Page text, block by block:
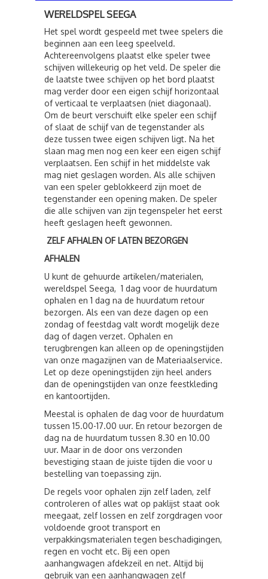
WERELDSPEL SEEGA
Het spel wordt gespeeld met twee spelers die
beginnen aan een leeg speelveld.
Achtereenvolgens plaatst elke speler twee
schijven willekeurig op het veld. De speler die
de laatste twee schijven op het bord plaatst
mag verder door een eigen schijf horizontaal
of verticaal te verplaatsen (niet diagonaal).
Om de beurt verschuift elke speler een schijf
of slaat de schijf van de tegenstander als
deze tussen twee eigen schijven ligt. Na het
slaan mag men nog een keer een eigen schijf
verplaatsen. Een schijf in het middelste vak
mag niet geslagen worden. Als alle schijven
van een speler geblokkeerd zijn moet de
tegenstander een opening maken. De speler
die alle schijven van zijn tegenspeler het eerst
heeft geslagen heeft gewonnen.
ZELF AFHALEN OF LATEN BEZORGEN
AFHALEN
U kunt de gehuurde artikelen/materialen,
wereldspel Seega, 1 dag voor de huurdatum
ophalen en 1 dag na de huurdatum retour
bezorgen. Als een van deze dagen op een
zondag of feestdag valt wordt mogelijk deze
dag of dagen verzet. Ophalen en
terugbrengen kan alleen op de openingstijden
van onze magazijnen van de Materiaalservice.
Let op deze openingstijden zijn heel anders
dan de openingstijden van onze feestkleding
en kantoortijden.
Meestal is ophalen de dag voor de huurdatum
tussen 15.00-17.00 uur. En retour bezorgen de
dag na de huurdatum tussen 8.30 en 10.00
uur. Maar in de door ons verzonden
bevestiging staan de juiste tijden die voor u
bestelling van toepassing zijn.
De regels voor ophalen zijn zelf laden, zelf
controleren of alles wat op paklijst staat ook
meegaat, zelf lossen en zelf zorgdragen voor
voldoende groot transport en
verpakkingsmaterialen tegen beschadigingen,
regen en vocht etc. Bij een open
aanhangwagen afdekzeil en net. Altijd bij
gebruik van een aanhangwagen zelf